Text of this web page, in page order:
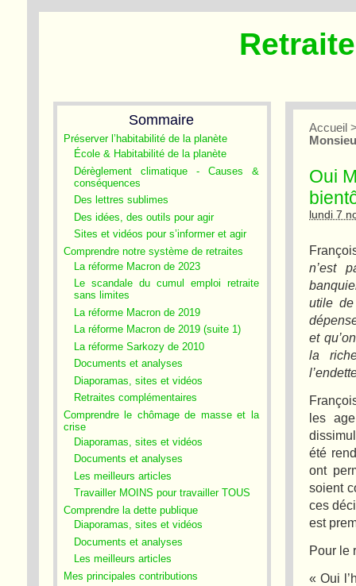
Sommaire
Préserver l’habitabilité de la planète
École & Habitabilité de la planète
Dérèglement climatique - Causes &
conséquences
Des lettres sublimes
Des idées, des outils pour agir
Sites et vidéos pour s’informer et agir
Comprendre notre système de retraites
La réforme Macron de 2023
Le scandale du cumul emploi retraite
sans limites
La réforme Macron de 2019
La réforme Macron de 2019 (suite 1)
La réforme Sarkozy de 2010
Documents et analyses
Diaporamas, sites et vidéos
Retraites complémentaires
Comprendre le chômage de masse et la
crise
Diaporamas, sites et vidéos
Documents et analyses
Les meilleurs articles
Travailler MOINS pour travailler TOUS
Comprendre la dette publique
Diaporamas, sites et vidéos
Documents et analyses
Les meilleurs articles
Mes principales contributions
Accueil
Oui
lundi 7
n’est
utile
et
la
les
été
ont
soient
ces
est
Pour le
« Oui